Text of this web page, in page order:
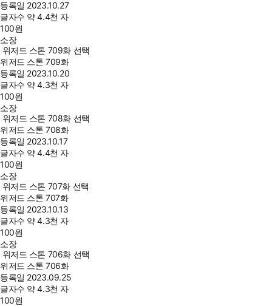
등록일 2023.10.27
글자수 약 4.4천 자
100원
소장
위저드 스톤 709화 선택
위저드 스톤 709화
등록일 2023.10.20
글자수 약 4.3천 자
100원
소장
위저드 스톤 708화 선택
위저드 스톤 708화
등록일 2023.10.17
글자수 약 4.4천 자
100원
소장
위저드 스톤 707화 선택
위저드 스톤 707화
등록일 2023.10.13
글자수 약 4.3천 자
100원
소장
위저드 스톤 706화 선택
위저드 스톤 706화
등록일 2023.09.25
글자수 약 4.3천 자
100원